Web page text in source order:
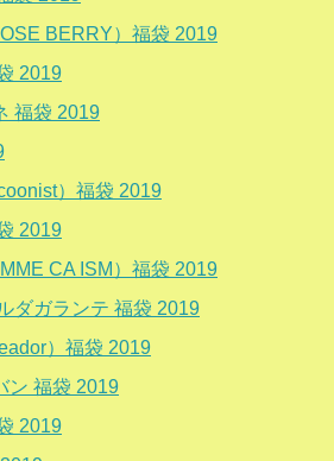
BERRY）福袋 2019
2019
福袋 2019
）福袋 2019
2019
CA ISM）福袋 2019
ダガランテ 福袋 2019
）福袋 2019
ン 福袋 2019
2019